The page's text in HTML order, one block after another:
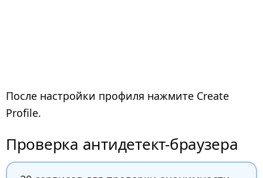
После настройки профиля нажмите Create
Profile.
Проверка антидетект-браузера